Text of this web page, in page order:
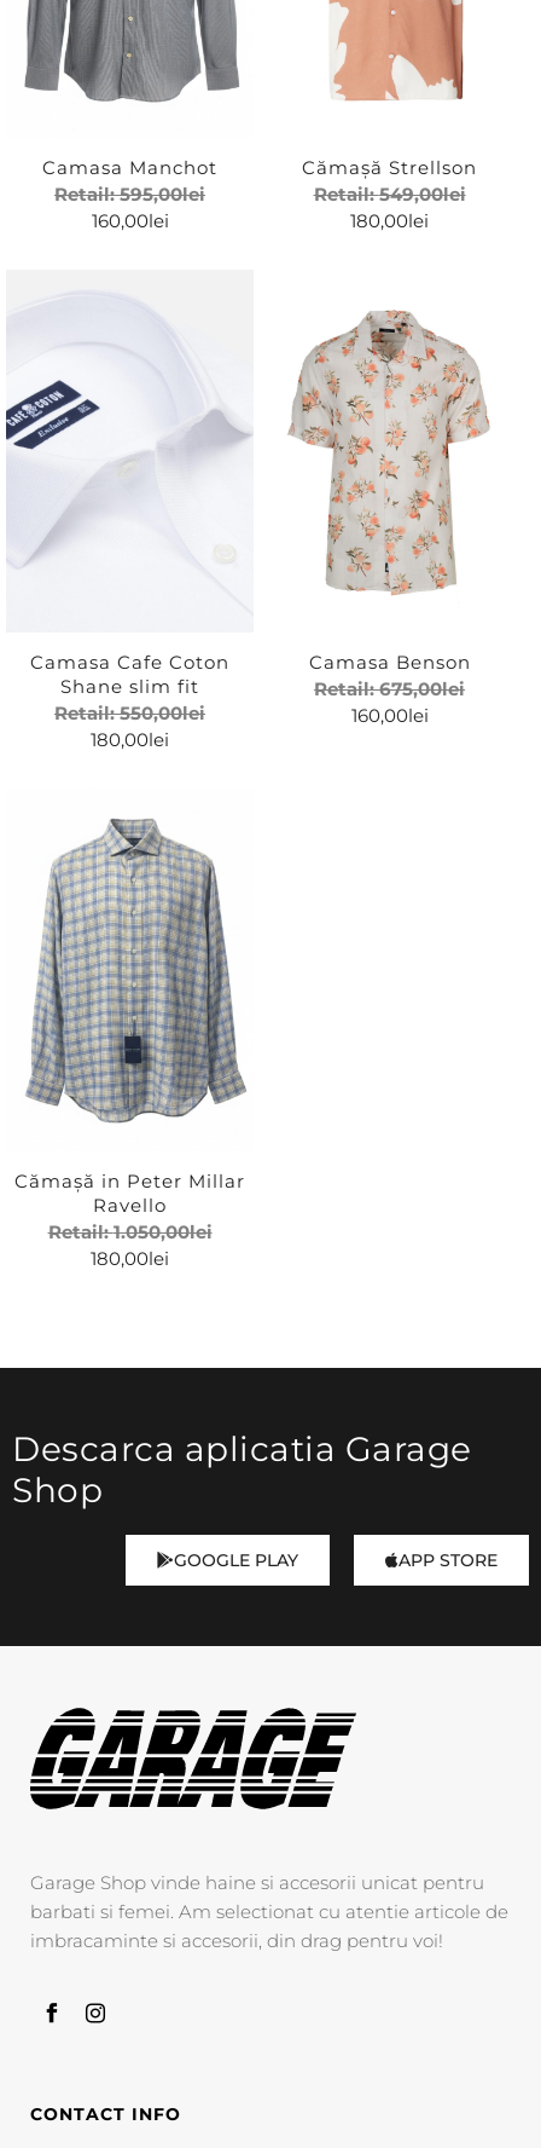
Camasa Manchot
Retail:595,00lei
160,00lei
Cămașă Strellson
Retail:549,00lei
180,00lei
Camasa Cafe Coton
Shane slim fit
Retail:550,00lei
180,00lei
Camasa Benson
Retail:675,00lei
160,00lei
Cămașă in Peter Millar
Ravello
Retail:1.050,00lei
180,00lei
Descarca aplicatia Garage
Shop
GOOGLE PLAY APP STORE
Garage Shop vinde haine si accesorii unicat pentru
barbati si femei. Am selectionat cu atentie articole de
imbracaminte si accesorii, din drag pentru voi!
CONTACT INFO